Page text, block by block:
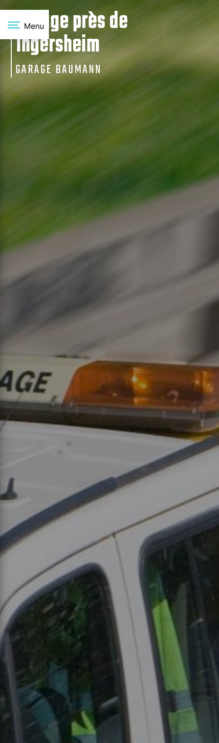
Menu
Garage près de
Ingersheim
GARAGE BAUMANN